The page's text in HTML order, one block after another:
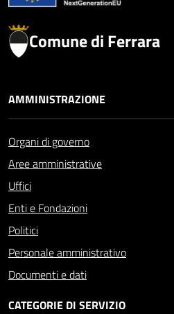
Comune di Ferrara
AMMINISTRAZIONE
Organi di governo
Aree amministrative
Uffici
Enti e Fondazioni
Politici
Personale amministrativo
Documenti e dati
CATEGORIE DI SERVIZIO